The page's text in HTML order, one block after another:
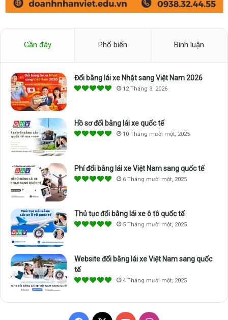
Gần đây Phổ biến Bình luận
Đổi bằng lái xe Nhật sang Việt Nam 2026
12 Tháng 3, 2026
Hồ sơ đổi bằng lái xe quốc tế
10 Tháng mười một, 2025
Phí đổi bằng lái xe Việt Nam sang quốc tế
6 Tháng mười một, 2025
Thủ tục đổi bằng lái xe ô tô quốc tế
5 Tháng mười một, 2025
Website đổi bằng lái xe Việt Nam sang quốc
tế
4 Tháng mười một, 2025